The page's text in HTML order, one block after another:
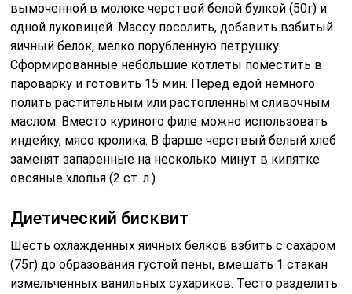
вымоченной в молоке черствой белой булкой (50г) и
одной луковицей. Массу посолить, добавить взбитый
яичный белок, мелко порубленную петрушку.
Сформированные небольшие котлеты поместить в
пароварку и готовить 15 мин. Перед едой немного
полить растительным или растопленным сливочным
маслом. Вместо куриного филе можно использовать
индейку, мясо кролика. В фарше черствый белый хлеб
заменят запаренные на несколько минут в кипятке
овсяные хлопья (2 ст. л.).
Диетический бисквит
Шесть охлажденных яичных белков взбить с сахаром
(75г) до образования густой пены, вмешать 1 стакан
измельченных ванильных сухариков. Тесто разделить